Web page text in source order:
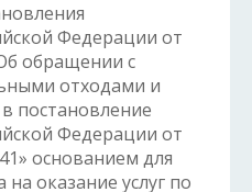
Федерации от
обращении с
отходами и
постановление
Федерации от
основанием для
оказание услуг по